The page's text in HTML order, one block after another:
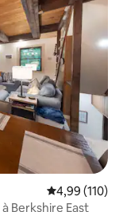
Évaluation
4,99 (110)
Berkshire East